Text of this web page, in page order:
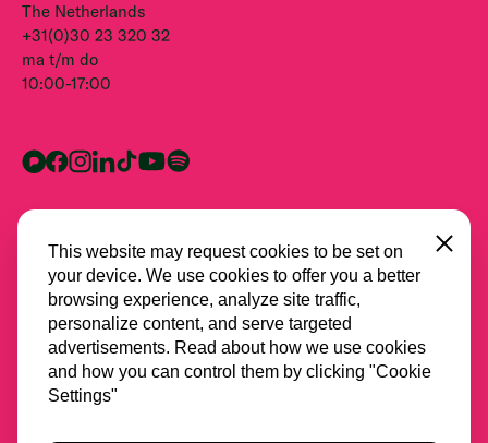
The Netherlands
+31(0)30 23 320 32
ma t/m do
10:00-17:00
Alle partners
This website may request cookies to be set on
your device. We use cookies to offer you a better
browsing experience, analyze site traffic,
personalize content, and serve targeted
advertisements. Read about how we use cookies
and how you can control them by clicking "Cookie
Settings"
Close